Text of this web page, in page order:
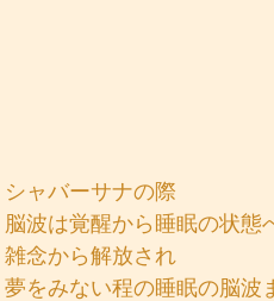
シャバーサナの際
脳波は覚醒から睡眠の状態
雑念から解放され
夢をみない程の睡眠の脳波